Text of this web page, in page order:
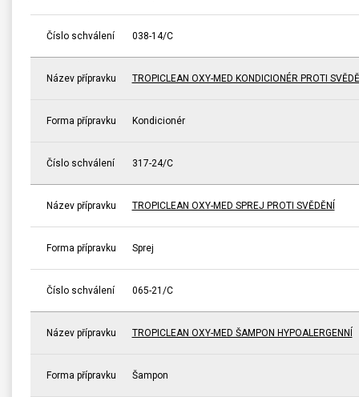
Číslo schválení 038-14/C
Název přípravku TROPICLEAN OXY-MED KONDICIONÉR PROTI
Forma přípravku Kondicionér
Číslo schválení 317-24/C
Název přípravku TROPICLEAN OXY-MED SPREJ PROTI SVĚDĚNÍ
Forma přípravku Sprej
Číslo schválení 065-21/C
Název přípravku TROPICLEAN OXY-MED ŠAMPON HYPOALERGENNÍ
Forma přípravku Šampon